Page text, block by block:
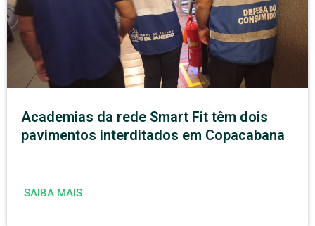
Academias da rede Smart Fit têm dois
pavimentos interditados em Copacabana
SAIBA MAIS